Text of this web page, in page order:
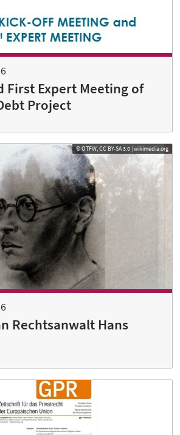
First Expert Meeting of
Project
© OTFW, CC BY-SA 3.0 | wikimedia.org
Rechtsanwalt Hans